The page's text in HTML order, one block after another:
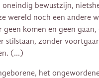
bewustzijn,
wereld noch een andere
geen komen en geen
stilstaan, zonder
(…)
het